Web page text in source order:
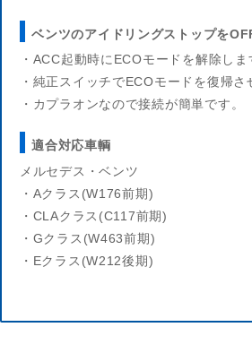
ベンツのアイドリングストップを
・ACC起動時にECOモードを解除しま
・純正スイッチでECOモードを復帰さ
・カプラオンなので接続が簡単です。
適合対応車輌
メルセデス・ベンツ
・Aクラス(W176前期)
・CLAクラス(C117前期)
・Gクラス(W463前期)
・Eクラス(W212後期)